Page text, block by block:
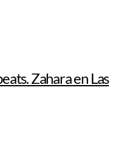
Zahara en Las